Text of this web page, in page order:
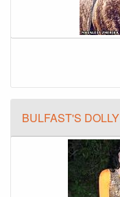
BULFAST'S DOLLY